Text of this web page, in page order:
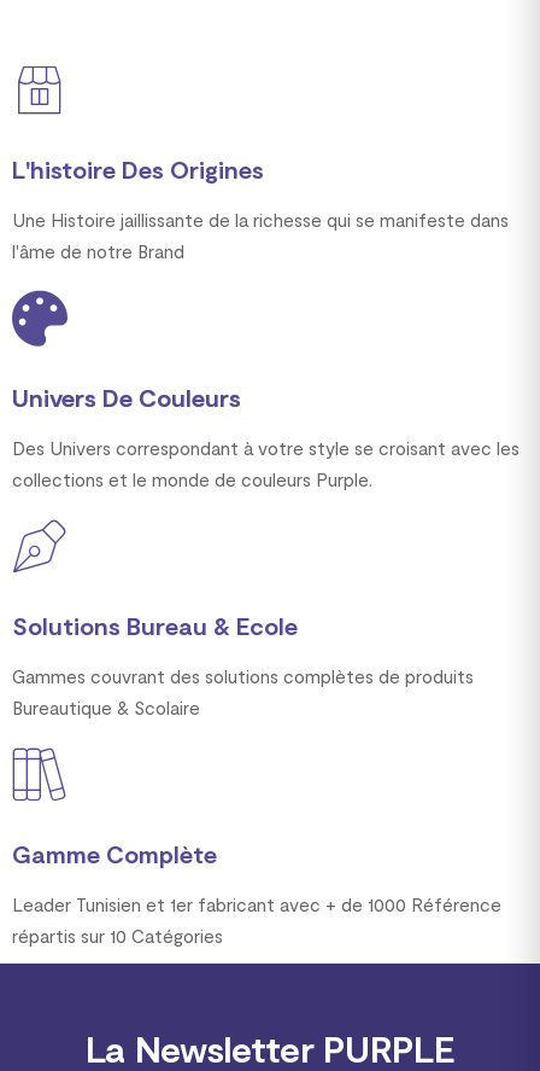
L'histoire Des Origines
Une Histoire jaillissante de la richesse qui se manifeste dans
l'âme de notre Brand
Univers De Couleurs
Des Univers correspondant à votre style se croisant avec les
collections et le monde de couleurs Purple.
Solutions Bureau & Ecole
Gammes couvrant des solutions complètes de produits
Bureautique & Scolaire
Gamme Complète
Leader Tunisien et 1er fabricant avec + de 1000 Référence
répartis sur 10 Catégories
La Newsletter PURPLE